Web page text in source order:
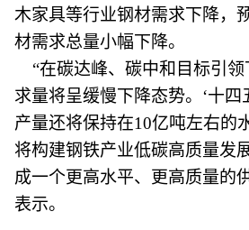
木家具等行业钢材需求下降，
材需求总量小幅下降。
“在碳达峰、碳中和目标引
求量将呈缓慢下降态势。‘十四
产量还将保持在10亿吨左右的
将构建钢铁产业低碳高质量发
成一个更高水平、更高质量的
表示。